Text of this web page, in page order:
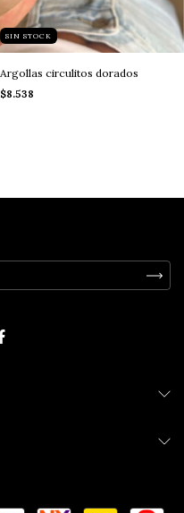
SIN STOCK
Argollas circulitos dorados
$8.538